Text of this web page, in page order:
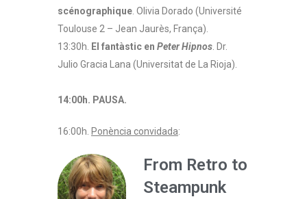
scénographique . Olivia Dorado (Université
Toulouse 2 – Jean Jaurès, França).
13:30h. El fantàstic en Peter Hipnos . Dr.
Julio Gracia Lana (Universitat de La Rioja).
14:00h. PAUSA.
16:00h. Ponència convidada:
From Retro to
Steampunk